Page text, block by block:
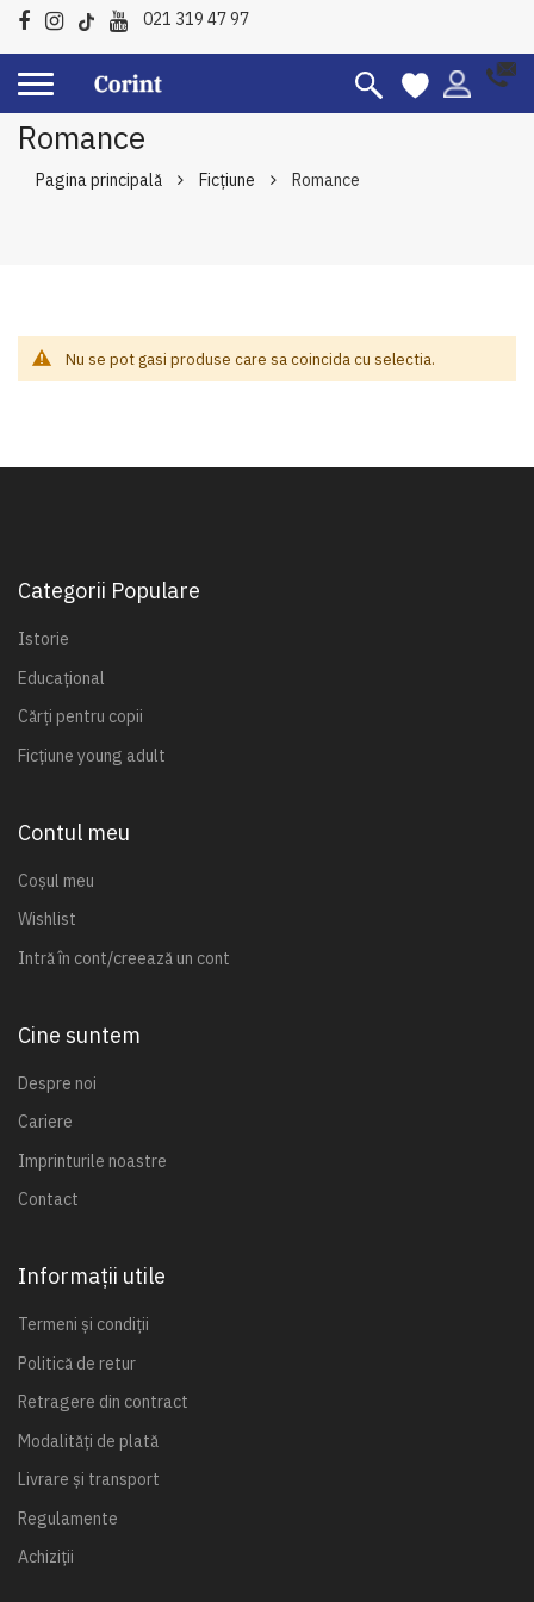
021 319 47 97
Romance
Pagina principală Ficțiune Romance
Nu se pot gasi produse care sa coincida cu selectia.
Categorii Populare
Istorie
Educațional
Cărți pentru copii
Ficțiune young adult
Contul meu
Coșul meu
Wishlist
Intră în cont/creează un cont
Cine suntem
Despre noi
Cariere
Imprinturile noastre
Contact
Informații utile
Termeni și condiții
Politică de retur
Retragere din contract
Modalități de plată
Livrare și transport
Regulamente
Achiziții